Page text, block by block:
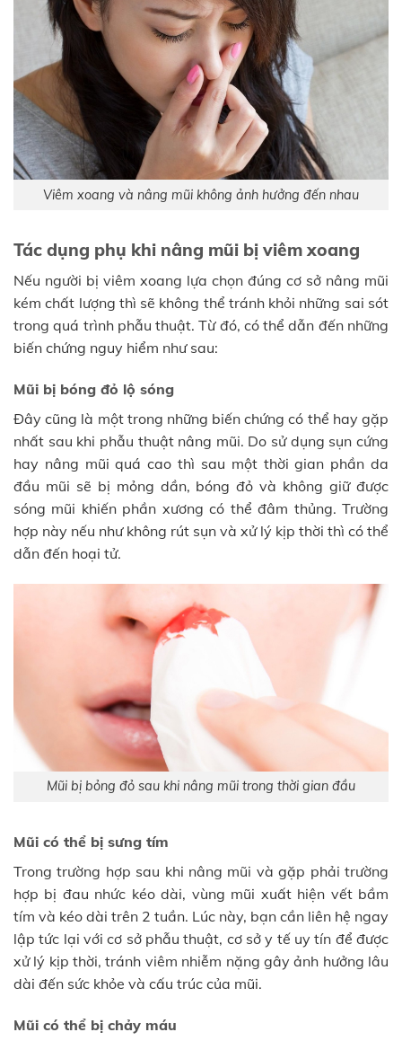
Viêm xoang và nâng mũi không ảnh hưởng đến nhau
Tác dụng phụ khi nâng mũi bị viêm xoang
Nếu người bị viêm xoang lựa chọn đúng cơ sở nâng mũi
kém chất lượng thì sẽ không thể tránh khỏi những sai sót
trong quá trình phẫu thuật. Từ đó, có thể dẫn đến những
biến chứng nguy hiểm như sau:
Mũi bị bóng đỏ lộ sóng
Đây cũng là một trong những biến chứng có thể hay gặp
nhất sau khi phẫu thuật nâng mũi. Do sử dụng sụn cứng
hay nâng mũi quá cao thì sau một thời gian phần da
đầu mũi sẽ bị mỏng dần, bóng đỏ và không giữ được
sóng mũi khiến phần xương có thể đâm thủng. Trường
hợp này nếu như không rút sụn và xử lý kịp thời thì có thể
dẫn đến hoại tử.
Mũi bị bỏng đỏ sau khi nâng mũi trong thời gian đầu
Mũi có thể bị sưng tím
Trong trường hợp sau khi nâng mũi và gặp phải trường
hợp bị đau nhức kéo dài, vùng mũi xuất hiện vết bầm
tím và kéo dài trên 2 tuần. Lúc này, bạn cần liên hệ ngay
lập tức lại với cơ sở phẫu thuật, cơ sở y tế uy tín để được
xử lý kịp thời, tránh viêm nhiễm nặng gây ảnh hưởng lâu
dài đến sức khỏe và cấu trúc của mũi.
Mũi có thể bị chảy máu